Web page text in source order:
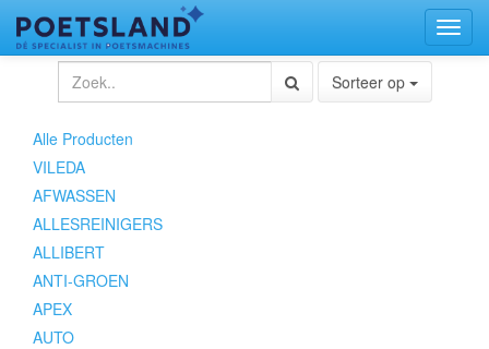
Sorteer op
Alle Producten
VILEDA
AFWASSEN
ALLESREINIGERS
ALLIBERT
ANTI-GROEN
APEX
AUTO